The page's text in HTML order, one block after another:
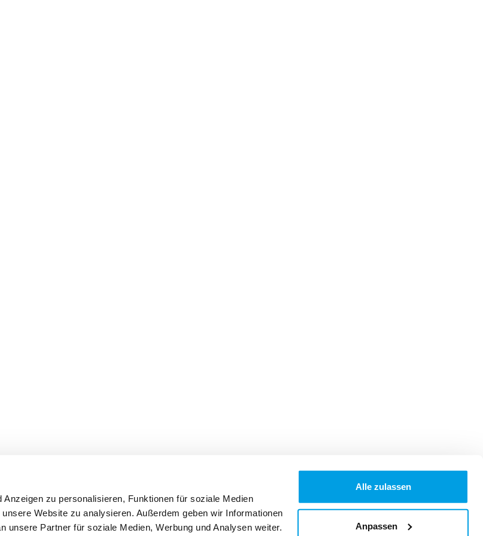
zu personalisieren, Funktionen für soziale Medien
Website zu analysieren. Außerdem geben wir Informationen
unsere Partner für soziale Medien, Werbung und Analysen weiter.
Alle zulassen
Anpassen